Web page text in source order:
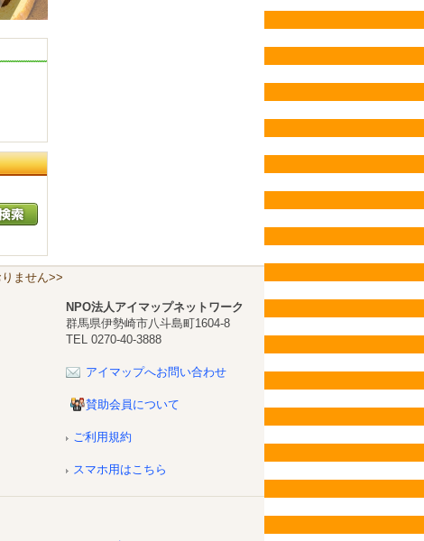
ません>>
NPO法人アイマップネットワーク
群馬県伊勢崎市八斗島町1604-8
TEL 0270-40-3888
アイマップへお問い合わせ
賛助会員について
ご利用規約
スマホ用はこちら